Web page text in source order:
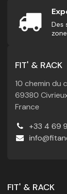
Des
FIT' & RACK
10 chemin du
69380
France
+33 4 69
FIT' & RACK